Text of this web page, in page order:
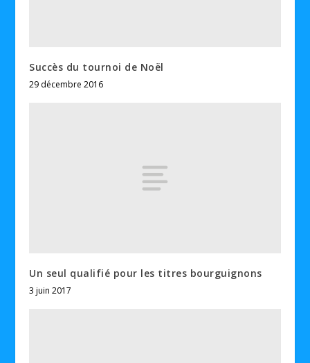
Succès du tournoi de Noël
29 décembre 2016
Un seul qualifié pour les titres bourguignons
3 juin 2017